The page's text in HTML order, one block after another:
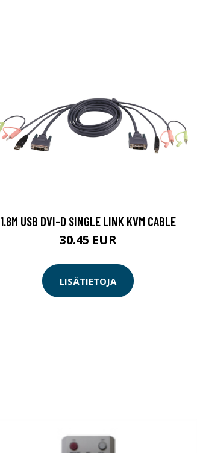
1.8M USB DVI-D SINGLE LINK KVM CABLE
30.45 EUR
LISÄTIETOJA